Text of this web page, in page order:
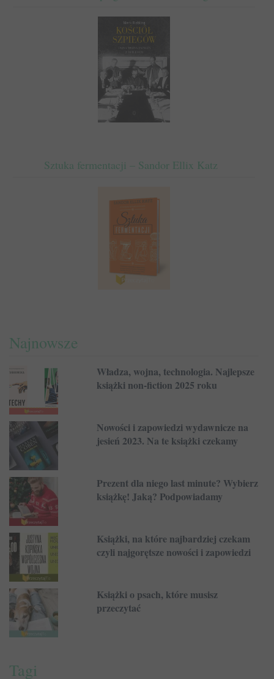
Sztuka fermentacji – Sandor Ellix Katz
Najnowsze
Władza, wojna, technologia. Najlepsze
książki non-fiction 2025 roku
Nowości i zapowiedzi wydawnicze na
jesień 2023. Na te książki czekamy
Prezent dla niego last minute? Wybierz
książkę! Jaką? Podpowiadamy
Książki, na które najbardziej czekam
czyli najgorętsze nowości i zapowiedzi
Książki o psach, które musisz
przeczytać
Tagi